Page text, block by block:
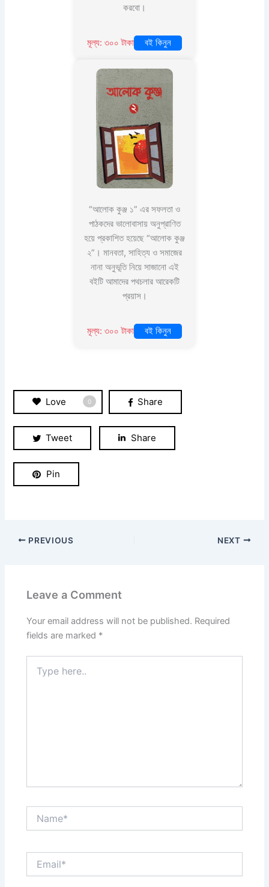
করবো।
মূল্য: ৩০০ টাকা বই কিনুন
“আলোক কুঞ্জ ১” এর সফলতা ও
পাঠকদের ভালোবাসায় অনুপ্রাণিত
হয়ে প্রকাশিত হয়েছে “আলোক কুঞ্জ
২”। মানবতা, সাহিত্য ও সমাজের
নানা অনুভূতি নিয়ে সাজানো এই
বইটি আমাদের পথচলার আরেকটি
প্রয়াস।
মূল্য: ৩০০ টাকা বই কিনুন
Love 0 Share
Tweet Share
Pin
PREVIOUS NEXT
Leave a Comment
Your email address will not be published. Required
fields are marked *
here..